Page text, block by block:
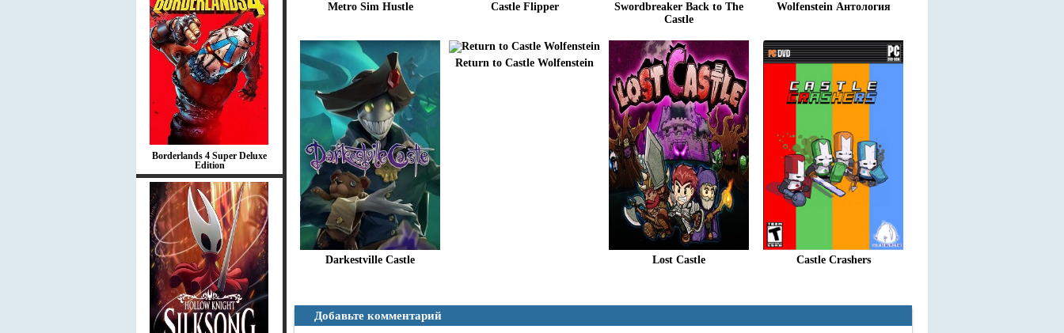
Borderlands 4 Super Deluxe
Edition
Metro Sim Hustle Castle Flipper
Swordbreaker Back to The
Castle
Wolfenstein Антология
Darkestville Castle
Return to Castle Wolfenstein
Lost Castle Castle Crashers
Добавьте комментарий